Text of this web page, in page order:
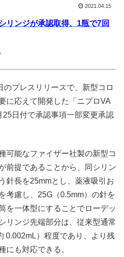
2021.04.15
リンジが承認取得、1瓶で7回
プレスリリースで、新型コロ
に応えて開発した「ニプロVA
25日付で承認事項一部変更承認
可能なファイザー社製の新型コ
前提であることから、同シリン
針長を25mmとし、薬液吸引お
考慮し、25G（0.5mm）の針を
を一体型にすることでローデッ
リンジ先端部分は、従来型通常
0.002mL）程度であり、より残
にも対応できる。